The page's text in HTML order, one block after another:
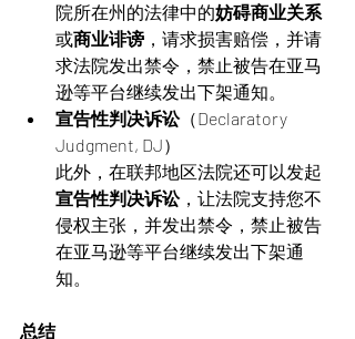
院所在州的法律中的妨碍商业关系
或商业诽谤 ，请求损害赔偿，并请
求法院发出禁令，禁止被告在亚马
逊等平台继续发出下架通知。
宣告性判决诉讼（Declaratory
Judgment, DJ）
此外，在联邦地区法院还可以发起
宣告性判决诉讼，让法院支持您不
侵权主张，并发出禁令，禁止被告
在亚马逊等平台继续发出下架通
知。
总结